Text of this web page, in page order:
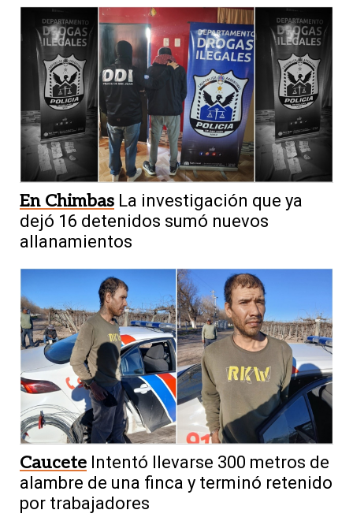
En Chimbas La investigación que ya
dejó 16 detenidos sumó nuevos
allanamientos
Caucete Intentó llevarse 300 metros de
alambre de una finca y terminó retenido
por trabajadores